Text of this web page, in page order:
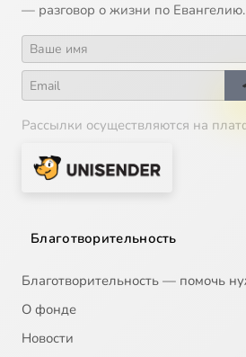
— разговор о жизни по Евангелию.
Рассылки осуществляются на
Благотворительность
Благотворительность — помочь
О фонде
Новости